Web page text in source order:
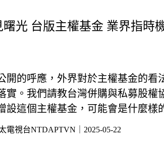
光 台版主權基金 業界指時
開的呼應，外界對於主權基金的
實。我們請教台灣併購與私募股
設這個主權基金，可能會是什麼樣
電視台NTDAPTVN｜2025-05-22